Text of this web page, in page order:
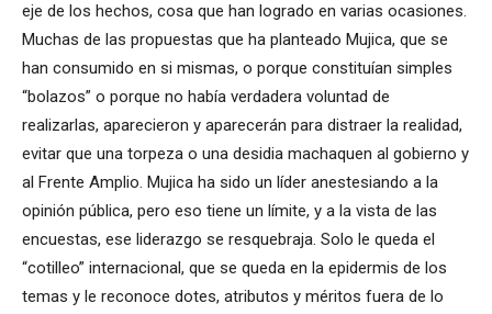
eje de los hechos, cosa que han logrado en varias ocasiones.
Muchas de las propuestas que ha planteado Mujica, que se
han consumido en si mismas, o porque constituían simples
“bolazos” o porque no había verdadera voluntad de
realizarlas, aparecieron y aparecerán para distraer la realidad,
evitar que una torpeza o una desidia machaquen al gobierno y
al Frente Amplio. Mujica ha sido un líder anestesiando a la
opinión pública, pero eso tiene un límite, y a la vista de las
encuestas, ese liderazgo se resquebraja. Solo le queda el
“cotilleo” internacional, que se queda en la epidermis de los
temas y le reconoce dotes, atributos y méritos fuera de lo